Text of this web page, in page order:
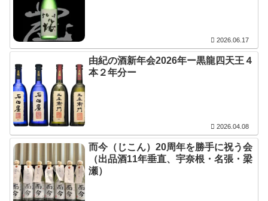
2026.06.17
由紀の酒新年会2026年ー黒龍四天王４
本２年分ー
2026.04.08
而今（じこん）20周年を勝手に祝う会
（出品酒11年垂直、宇奈根・名張・梁
瀬）